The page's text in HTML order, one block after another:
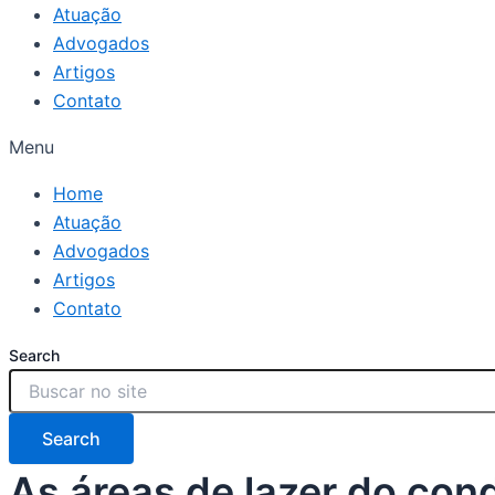
Atuação
Advogados
Artigos
Contato
Menu
Home
Atuação
Advogados
Artigos
Contato
Search
Search